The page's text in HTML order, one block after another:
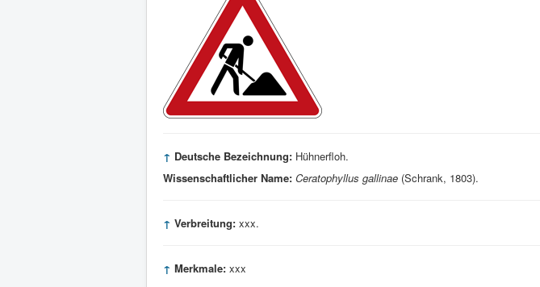
↑ Deutsche Bezeichnung: Hühnerfloh.
Wissenschaftlicher Name: Ceratophyllus gallinae (Schrank, 1803).
↑ Verbreitung: xxx.
↑ Merkmale: xxx